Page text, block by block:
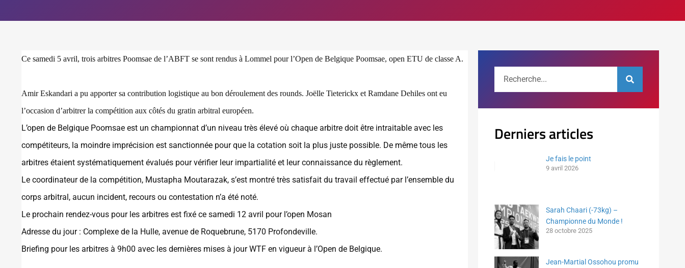
Ce samedi 5 avril, trois arbitres Poomsae de l’ABFT se sont rendus à Lommel pour l’Open de Belgique Poomsae, open ETU de classe A.
Amir Eskandari a pu apporter sa contribution logistique au bon déroulement des rounds. Joëlle Tieterickx et Ramdane Dehiles ont eu
l’occasion d’arbitrer la compétition aux côtés du gratin arbitral européen.
L’open de Belgique Poomsae est un championnat d’un niveau très élevé où chaque arbitre doit être intraitable avec les
compétiteurs, la moindre imprécision est sanctionnée pour que la cotation soit la plus juste possible. De même tous les
arbitres étaient systématiquement évalués pour vérifier leur impartialité et leur connaissance du règlement.
Le coordinateur de la compétition, Mustapha Moutarazak, s’est montré très satisfait du travail effectué par l’ensemble du
corps arbitral, aucun incident, recours ou contestation n’a été noté.
Le prochain rendez-vous pour les arbitres est fixé ce samedi 12 avril pour l’open Mosan
Adresse du jour : Complexe de la Hulle, avenue de Roquebrune, 5170 Profondeville.
Briefing pour les arbitres à 9h00 avec les dernières mises à jour WTF en vigueur à l’Open de Belgique.
Derniers articles
Je fais le point
9 avril 2026
Sarah Chaari (-73kg) –
Championne du Monde !
28 octobre 2025
Jean-Martial Ossohou promu